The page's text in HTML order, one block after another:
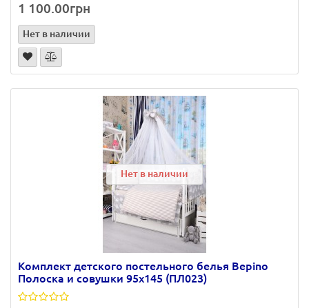
1 100.00грн
Нет в наличии
Нет в наличии
Комплект детского постельного белья Bepino
Полоска и совушки 95х145 (ПЛ023)